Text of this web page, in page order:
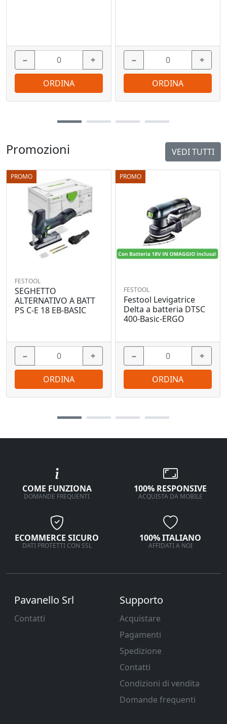
Promozioni VEDI TUTTI
PROMO
FESTOOL
SEGHETTO
ALTERNATIVO A BATT
PS C-E 18 EB-BASIC
− +
ORDINA
PROMO
FESTOOL
Festool Levigatrice
Delta a batteria DTSC
400-Basic-ERGO
− +
ORDINA
− +
ORDINA
− +
ORDINA
COME FUNZIONA
DOMANDE FREQUENTI
100% RESPONSIVE
ACQUISTA DA MOBILE
ECOMMERCE SICURO
DATI PROTETTI CON SSL
100% ITALIANO
AFFIDATI A NOI
Pavanello Srl
Contatti
Supporto
Acquistare
Pagamenti
Spedizione
Contatti
Condizioni di vendita
Domande frequenti